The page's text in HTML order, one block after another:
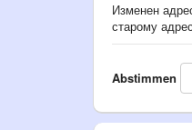
Изменен
старому
Abstimmen